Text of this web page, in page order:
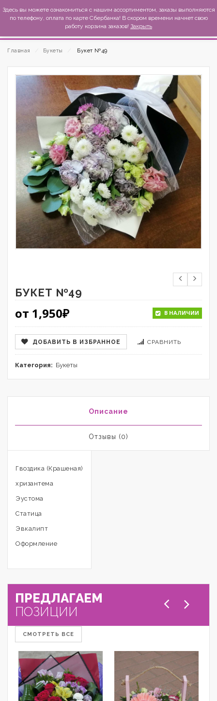
MexиKo
Главная Букеты Букет №49
БУКЕТ №49
от 1,950₽ В НАЛИЧИИ
ДОБАВИТЬ В ИЗБРАННОЕ СРАВНИТЬ
Категория: Букеты
Описание
Отзывы (0)
Гвоздика (Крашеная)
хризантема
Эустома
Статица
Эвкалипт
Оформление
ПРЕДЛАГАЕМ
ПОЗИЦИИ
СМОТРЕТЬ ВСЕ
Здесь вы можете ознакомиться с нашим ассортиментом, заказы выполняются
по телефону, оплата по карте Сбербанка! В скором времени начнет свою
работу корзина заказов! Закрыть